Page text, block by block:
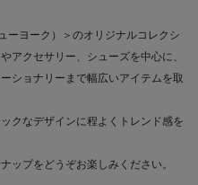
ーヨーク）＞のオリジナルコレクシ
アクセサリー、シューズを中心に、
ショナリーまで幅広いアイテムを取
クなデザインに程よくトレンド感を
ップをどうぞお楽しみください。